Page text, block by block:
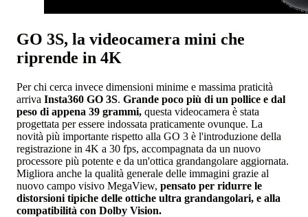
GO 3S, la videocamera mini che
riprende in 4K
Per chi cerca invece dimensioni minime e massima praticità
arriva Insta360 GO 3S. Grande poco più di un pollice e dal
peso di appena 39 grammi, questa videocamera è stata
progettata per essere indossata praticamente ovunque. La
novità più importante rispetto alla GO 3 è l'introduzione della
registrazione in 4K a 30 fps, accompagnata da un nuovo
processore più potente e da un'ottica grandangolare aggiornata.
Migliora anche la qualità generale delle immagini grazie al
nuovo campo visivo MegaView, pensato per ridurre le
distorsioni tipiche delle ottiche ultra grandangolari, e alla
compatibilità con Dolby Vision.